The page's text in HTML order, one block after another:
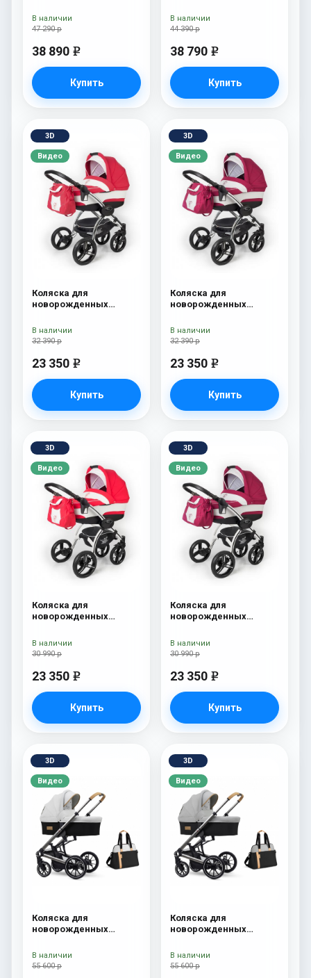
Onyx
47 290 р
38 890 e
Купить
В наличии
сумка Onyx
44 390 р
38 790 e
Купить
В наличии
3D
Видео
Коляска для
новорожденных
Chrome) Red Lux
32 390 р
23 350 e
Купить
В наличии
3D
Видео
Коляска для
новорожденных
Chrome) Borduex
32 390 р
23 350 e
Купить
В наличии
3D
Видео
Коляска для
новорожденных
White) Red Lux
30 990 р
23 350 e
Купить
В наличии
3D
Видео
Коляска для
новорожденных
White) Borduex
30 990 р
23 350 e
Купить
В наличии
3D
Видео
Коляска для
новорожденных
Sahara
55 600 р
В наличии
3D
Видео
Коляска для
новорожденных
Grey
55 600 р
В наличии